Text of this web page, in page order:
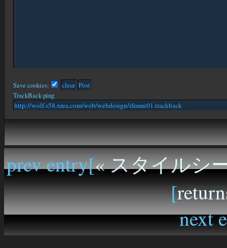
Save cookies:
TrackBack ping
prev entry[« スタイルシ
[
next